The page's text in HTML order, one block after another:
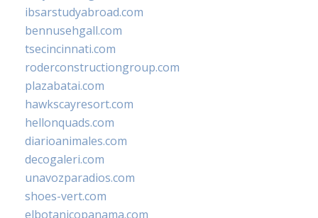
ibsarstudyabroad.com
bennusehgall.com
tsecincinnati.com
roderconstructiongroup.com
plazabatai.com
hawkscayresort.com
hellonquads.com
diarioanimales.com
decogaleri.com
unavozparadios.com
shoes-vert.com
elbotanicopanama.com